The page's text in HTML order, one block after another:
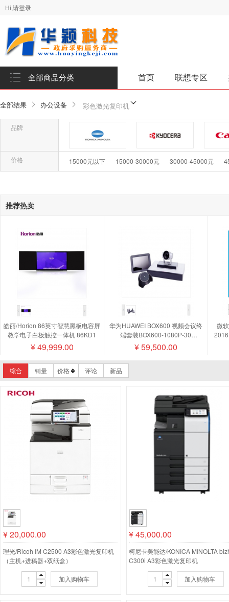
Hi,请登录
全部商品分类 首页 联想专区
全部结果 办公设备 彩色激光复印机
品牌
品牌-柯尼卡美能达 品牌-京瓷KYOCERA
品牌-日电NEC
品牌- 汉光
价格 15000元以下 15000-30000元 30000-45000元
推荐热卖
皓丽/Horion 86英寸智慧黑板电容屏
教学电子白板触控一体机 86KD1
¥49,999.00
华为HUAWEI BOX600 视频会议终
端套装BOX600-1080P-30
camera200摄像机MIC500全向麦磁
盘阵列
¥59,500.00
微
综合 销量 价格 评论 新品
¥20,000.00
理光/Ricoh IM C2500 A3彩色激光复印机
（主机+进稿器+双纸盒）
加入购物车
¥45,000.00
柯尼卡美能达/KONICA MINOLTA
C300i A3彩色激光复印机
加入购物车